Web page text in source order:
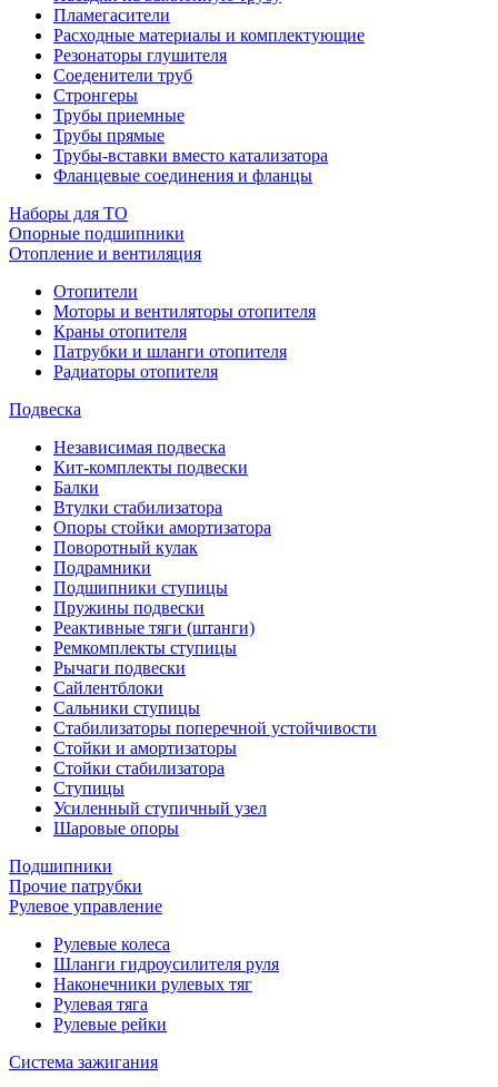
Пламегасители
Расходные материалы и комплектующие
Резонаторы глушителя
Соеденители труб
Стронгеры
Трубы приемные
Трубы прямые
Трубы-вставки вместо катализатора
Фланцевые соединения и фланцы
Наборы для ТО
Опорные подшипники
Отопление и вентиляция
Отопители
Моторы и вентиляторы отопителя
Краны отопителя
Патрубки и шланги отопителя
Радиаторы отопителя
Подвеска
Независимая подвеска
Кит-комплекты подвески
Балки
Втулки стабилизатора
Опоры стойки амортизатора
Поворотный кулак
Подрамники
Подшипники ступицы
Пружины подвески
Реактивные тяги (штанги)
Ремкомплекты ступицы
Рычаги подвески
Сайлентблоки
Сальники ступицы
Стабилизаторы поперечной устойчивости
Стойки и амортизаторы
Стойки стабилизатора
Ступицы
Усиленный ступичный узел
Шаровые опоры
Подшипники
Прочие патрубки
Рулевое управление
Рулевые колеса
Шланги гидроусилителя руля
Наконечники рулевых тяг
Рулевая тяга
Рулевые рейки
Система зажигания